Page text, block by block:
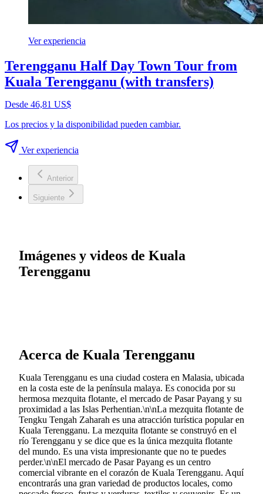
Ver experiencia
Terengganu Half Day Town Tour from
Kuala Terengganu (with transfers)
Desde 46,81 US$
Los precios y la disponibilidad pueden cambiar.
Ver experiencia
Anterior
Siguiente
Imágenes y videos de Kuala
Terengganu
Acerca de Kuala Terengganu
Kuala Terengganu es una ciudad costera en Malasia, ubicada
en la costa este de la península malaya. Es conocida por su
hermosa mezquita flotante, el mercado de Pasar Payang y su
proximidad a las Islas Perhentian.\n\nLa mezquita flotante de
Tengku Tengah Zaharah es una atracción turística popular en
Kuala Terengganu. La mezquita flotante se construyó en el
río Terengganu y se dice que es la única mezquita flotante
del mundo. Es una vista impresionante que no te puedes
perder.\n\nEl mercado de Pasar Payang es un centro
comercial vibrante en el corazón de Kuala Terengganu. Aquí
encontrarás una gran variedad de productos locales, como